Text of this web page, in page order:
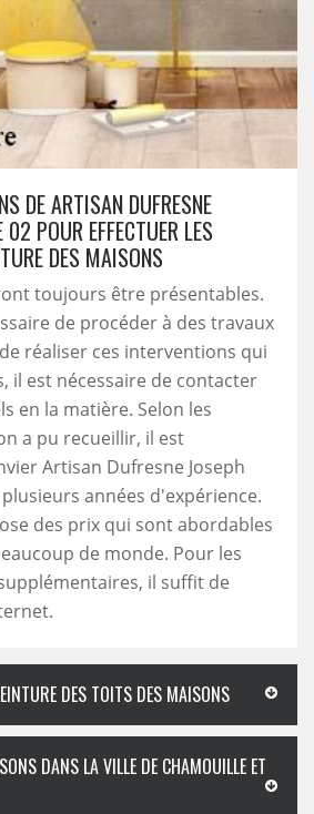
DE ARTISAN DUFRESNE
POUR EFFECTUER LES
DES MAISONS
toujours être présentables.
de procéder à des travaux
réaliser ces interventions qui
il est nécessaire de contacter
en la matière. Selon les
a pu recueillir, il est
Artisan Dufresne Joseph
années d'expérience.
des prix qui sont abordables
de monde. Pour les
il suffit de
DES TOITS DES MAISONS
DANS LA VILLE DE CHAMOUILLE ET